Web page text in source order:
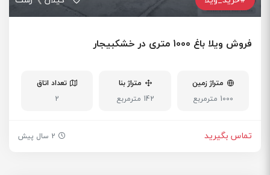
فروش ویلا باغ 1000 متری در خشکبیجار
متراژ زمین
1000 مترمربع
متراژ بنا
142 مترمربع
تعداد اتاق
2
تماس بگیرید 2 سال پیش